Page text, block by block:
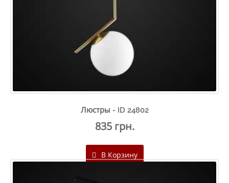
Люстры - ID 24802
835 грн.
В Корзину